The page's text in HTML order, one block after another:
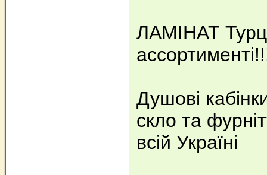
ЛАМІНАТ
Душові
скло та
всій Україні